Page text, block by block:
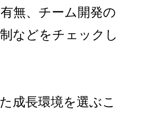
無、チーム開発の
などをチェックし
成長環境を選ぶこ